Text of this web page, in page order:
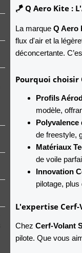
🪁 Q Aero Kite :
La marque Q Aero
flux d'air et la
déconcertante.
Pourquoi choisir
Profils
modèle,
Polyvalence
de freestyle,
Matériaux
de voile
Innovation
pilotage,
L'expertise
Chez Cerf-Volant
pilote. Que vous